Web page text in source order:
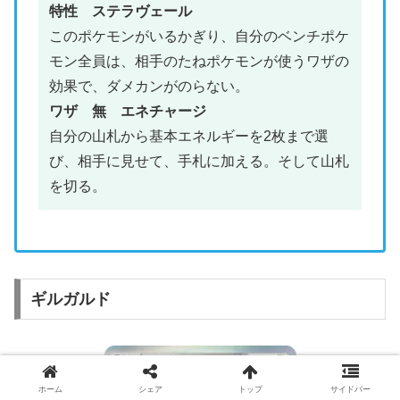
特性 ステラヴェール
このポケモンがいるかぎり、自分のベンチポケ
モン全員は、相手のたねポケモンが使うワザの
効果で、ダメカンがのらない。
ワザ 無 エネチャージ
自分の山札から基本エネルギーを2枚まで選
び、相手に見せて、手札に加える。そして山札
を切る。
ギルガルド
ホーム シェア トップ サイドバー